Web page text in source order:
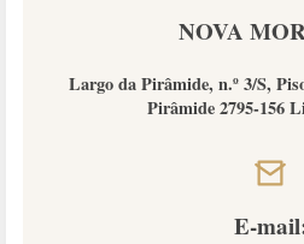
NOVA
Largo da Pirâmide, n.º 3/S,
Pirâmide 2795-156
E-